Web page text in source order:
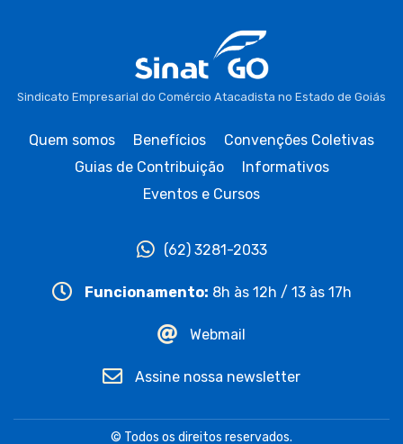
Sindicato Empresarial do Comércio Atacadista no Estado de Goiás
Quem somos Benefícios
Convenções Coletivas
Guias de Contribuição
Informativos
Eventos e Cursos
(62) 3281-2033
Funcionamento: 8h às 12h / 13 às 17h
Webmail
Assine nossa newsletter
© Todos os direitos reservados.